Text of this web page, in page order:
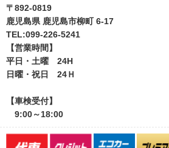
〒892-0819
鹿児島県 鹿児島市柳町 6-17
TEL:099-226-5241
【営業時間】
平日・土曜 24H
日曜・祝日 24Ｈ
【車検受付】
9:00～18:00